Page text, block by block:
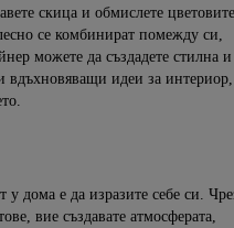
скица и обмислете цветовите
се комбинират помежду си,
можете да създадете стилна и
вдъхновяващи идеи за интериор
у дома е да изразите себе си.
вие създавате атмосферата,